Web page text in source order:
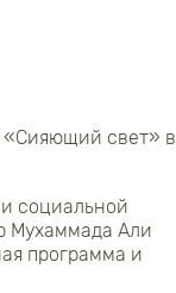
«Сияющий свет» в
социальной
Мухаммада Али
программа и